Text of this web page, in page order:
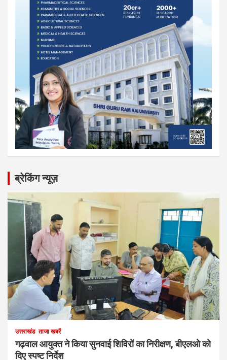
ब्रेकिंग न्यूज़
उत्तराखंड ताजा खबरें
गढ़वाल आयुक्त ने किया सुनवाई शिविरों का निरीक्षण, बीएलओ को
दिए स्पष्ट निर्देश